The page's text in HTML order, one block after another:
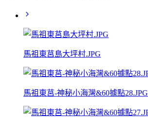
馬祖東莒島大坪村.JPG
馬祖東莒-神秘小海灣&60據點28.JPG